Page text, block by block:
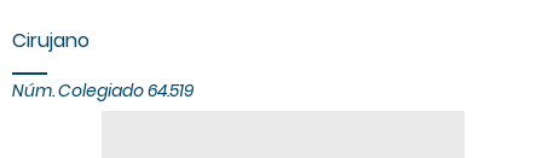
Cirujano
Núm. Colegiado 64.519